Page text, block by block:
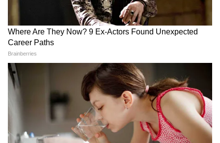
पोस्ट में उनके आने की पुष्टि की और कहा, "संस्कृति
और विरासत को जानने का एक खूबसूरत दिन।" पोस्ट में
आगे लिखा गया, “टिफनी ट्रंप, माइकल बोलोस और
उनके दोस्तों की BAPS स्वामीनारायण अक्षरधाम, नई
दिल्ली में मेजबानी करना एक सम्मान की बात थी।
RECOMMENDED STORIES